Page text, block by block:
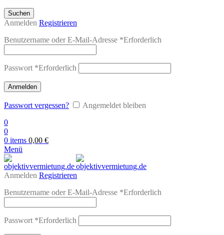
Suchen
Anmelden Registrieren
Benutzername oder E-Mail-Adresse *Erforderlich
Passwort *Erforderlich
Anmelden
Passwort vergessen?
Angemeldet bleiben
0
0
0 items 0,00 €
Menü
Anmelden Registrieren
Benutzername oder E-Mail-Adresse *Erforderlich
Passwort *Erforderlich